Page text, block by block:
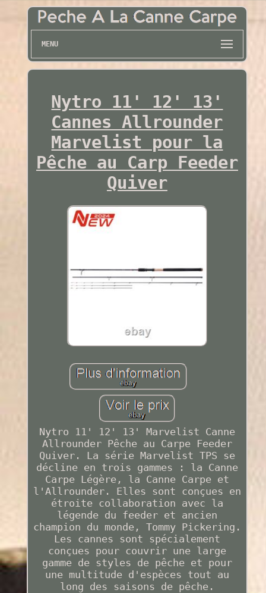
MENU
Nytro 11' 12' 13'
Cannes Allrounder
Marvelist pour la
Pêche au Carp Feeder
Quiver
Nytro 11' 12' 13' Marvelist Canne
Allrounder Pêche au Carpe Feeder
Quiver. La série Marvelist TPS se
décline en trois gammes : la Canne
Carpe Légère, la Canne Carpe et
l'Allrounder. Elles sont conçues en
étroite collaboration avec la
légende du feeder et ancien
champion du monde, Tommy Pickering.
Les cannes sont spécialement
conçues pour couvrir une large
gamme de styles de pêche et pour
une multitude d'espèces tout au
long des saisons de pêche.